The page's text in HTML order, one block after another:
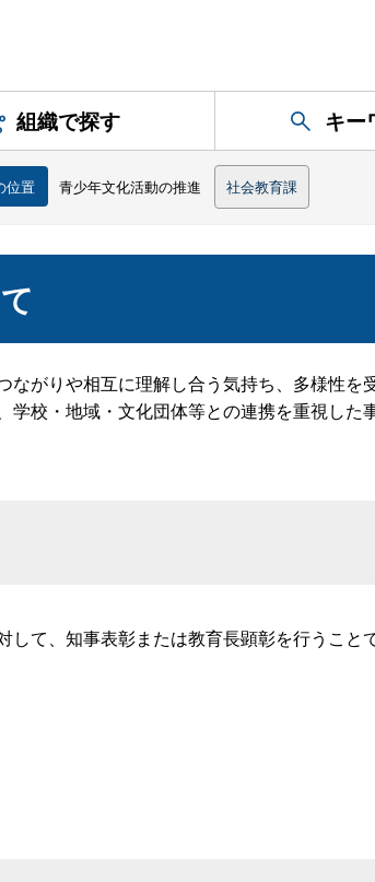
組織で探す キー
位置 青少年文化活動の推進 社会教育課
がりや相互に理解し合う気持ち、多様性
校・地域・文化団体等との連携を重視し
て、知事表彰または教育長顕彰を行うこと